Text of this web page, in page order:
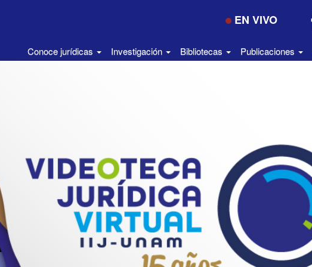
EN VIVO
Conoce jurídicas Investigación Bibliotecas Publicaciones